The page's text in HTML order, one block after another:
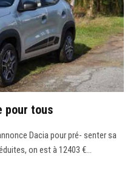
pour tous
Dacia pour pré- senter sa
on est à 12403 €…